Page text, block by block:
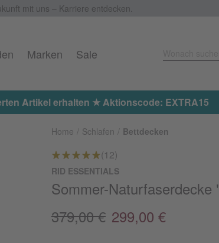
mit uns – Karriere entdecken.
Marken Sale
Artikel erhalten ★ Aktionscode: EXTRA15
Home Schlafen Bettdecken
(12)
RID ESSENTIALS
Sommer-
379,00 € 299,00 €